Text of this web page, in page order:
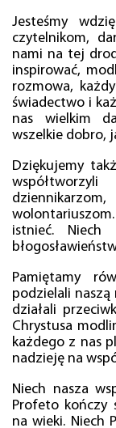
Jesteśmy
czytelnikom,
nami na tej
inspirować,
rozmowa,
świadectwo i
nas wielkim
wszelkie dobro,
Dziękujemy
istnieć. Niech
Pamiętamy
podzielali
działali
Chrystusa
każdego z nas
nadzieję na
Niech nasza
Profeto kończy
na wieki. Niech